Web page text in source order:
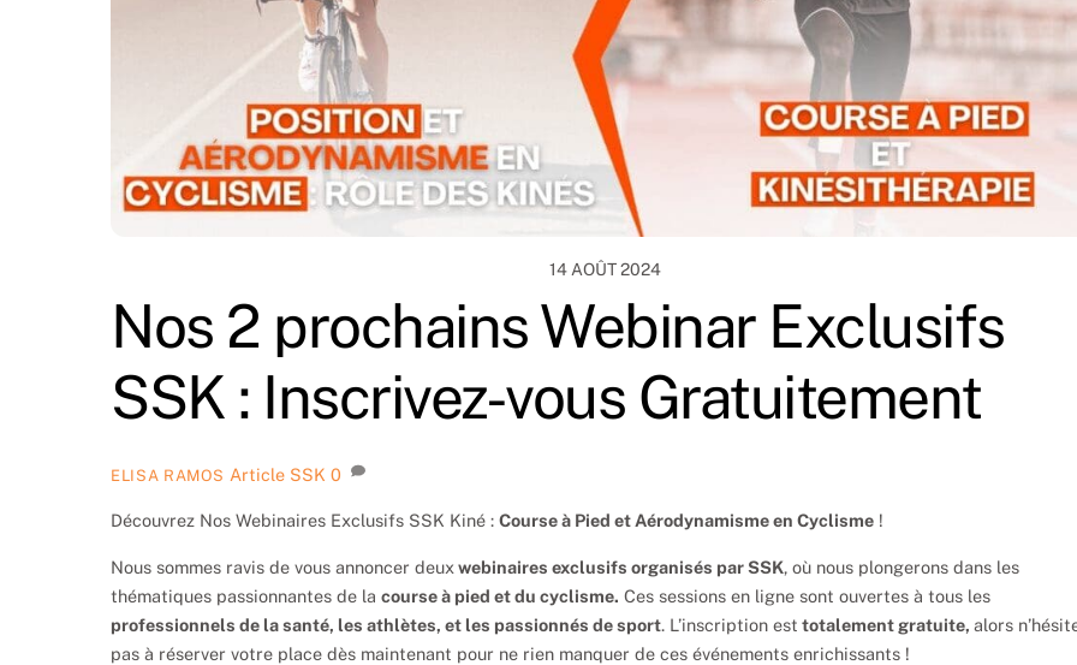
14 AOÛT 2024
Nos 2 prochains Webinar Exclusifs
SSK : Inscrivez-vous Gratuitement
ELISA RAMOS Article SSK 0
Découvrez Nos Webinaires Exclusifs SSK Kiné : Course à Pied et Aérodynamisme en Cyclisme !
Nous sommes ravis de vous annoncer deux webinaires exclusifs organisés par SSK, où nous plongerons dans les
thématiques passionnantes de la course à pied et du cyclisme. Ces sessions en ligne sont ouvertes à tous les
professionnels de la santé, les athlètes, et les passionnés de sport. L’inscription est totalement gratuite, alors
pas à réserver votre place dès maintenant pour ne rien manquer de ces événements enrichissants !